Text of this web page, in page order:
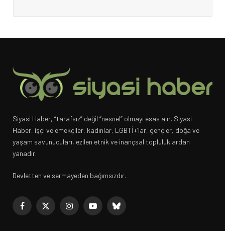
Siyasi Haber, “tarafsız” değil “nesnel” olmayı esas alır. Siyasi
Haber, işçi ve emekçiler, kadınlar, LGBTİ+’lar, gençler, doğa ve
yaşam savunucuları, ezilen etnik ve inançsal topluluklardan
yanadır.
Devletten ve sermayeden bağımsızdır.
Facebook
X
InstagramYouTubeBluesky